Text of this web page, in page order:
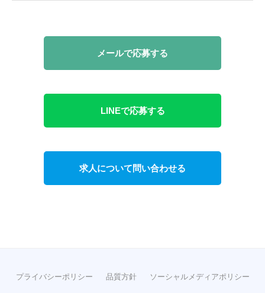
メールで応募する
LINEで応募する
求人について問い合わせる
プライバシーポリシー 品質方針 ソーシャルメディアポリシー